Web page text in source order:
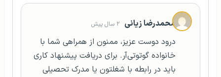
محمدرضا زیانی ۲ سال پیش
درود دوست عزیز، ممنون از همراهی شما با
خانواده گوتوتی‌آر. برای دریافت پیشنهاد کاری
باید در رابطه با شغلتون یا مدرک تحصیلی